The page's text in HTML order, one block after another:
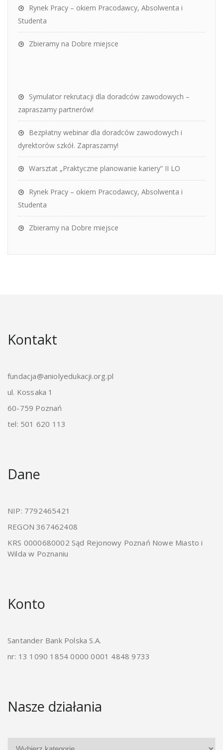
Rynek Pracy – okiem Pracodawcy, Absolwenta i
Studenta
Zbieramy na Dobre miejsce
Symulator rekrutacji dla doradców zawodowych –
zapraszamy partnerów!
Bezpłatny webinar dla doradców zawodowych i
dyrektorów szkół. Zapraszamy!
Warsztat „Praktyczne planowanie kariery” II LO
Rynek Pracy – okiem Pracodawcy, Absolwenta i
Studenta
Zbieramy na Dobre miejsce
Kontakt
fundacja@aniolyedukacji.org.pl
ul. Kossaka 1
60-759 Poznań
tel: 501 620 113
Dane
NIP: 7792465421
REGON 367462408
KRS 0000680002 Sąd Rejonowy Poznań Nowe Miasto i
Wilda w Poznaniu
Konto
Santander Bank Polska S.A.
nr: 13 1090 1854 0000 0001 4848 9733
Nasze działania